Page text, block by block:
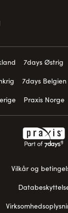
7days Østrig
7days Belgien
Praxis Norge
Vilkår og